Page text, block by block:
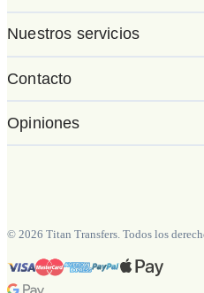
Nuestros servicios
Contacto
Opiniones
© 2026 Titan Transfers. Todos los